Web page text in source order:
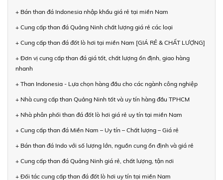
+ Bán than đá Indonesia nhập khẩu giá rẻ tại miền Nam
+ Cung cấp than đá Quảng Ninh chất lượng giá rẻ các loại
+ Cung cấp than đá đốt lò hơi tại miền Nam [GIÁ RẺ & CHẤT LƯỢNG]
+ Đơn vị cung cấp than đá giá tốt, chất lượng ổn định, giao hàng
nhanh
+ Than Indonesia - Lựa chọn hàng đầu cho các ngành công nghiệp
+ Nhà cung cấp than Quảng Ninh tốt và uy tín hàng đầu TPHCM
+ Nhà phân phối than đá đốt lò hơi giá rẻ uy tín tại miền Nam
+ Cung cấp than đá Miền Nam – Uy tín – Chất lượng – Giá rẻ
+ Bán than đá Indo với số lượng lớn, nguồn cung ổn định và giá rẻ
+ Cung cấp than đá Quảng Ninh giá rẻ, chất lượng, tận nơi
+ Đối tác cung cấp than đá đốt lò hơi uy tín tại miền Nam